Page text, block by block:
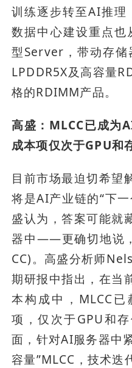
训练逐步转至AI推理
数据中心建设重点
型Server，带动存储
LPDDR5X及高容量
格的RDIMM产品。
高盛：MLCC已成为
成本项仅次于GPU和
目前市场最迫切希望
将是AI产业链的“下
盛认为，答案可能就
器中——更确切地说
CC)。高盛分析师
期研报中指出，在当
本构成中，MLCC
项，仅次于GPU和
面，针对AI服务器中
容量”MLCC，技术迭